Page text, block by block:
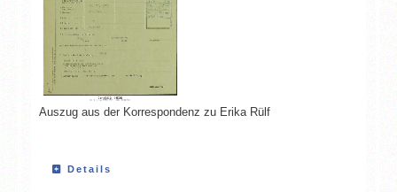
Auszug aus der Korrespondenz zu Erika Rülf
Details